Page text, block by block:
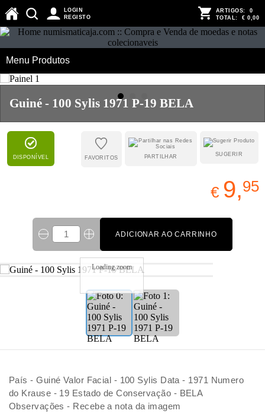
LOGIN
REGISTO
ARTIGOS: 0
TOTAL: € 0,00
Menu Produtos
Guiné - 100 Sylis 1971 P-19 BELA
DISPONÍVEL SUGERIR
PARTILHAR
FAVORITOS
€ 9,95
ADICIONAR AO CARRINHO
Loading zoom
País - Guiné Valor Facial - 100 Sylis Data - 1971 Numero
do Krause - 19 Estado de Conservação - BELA
Observações - Recebe a nota da imagem